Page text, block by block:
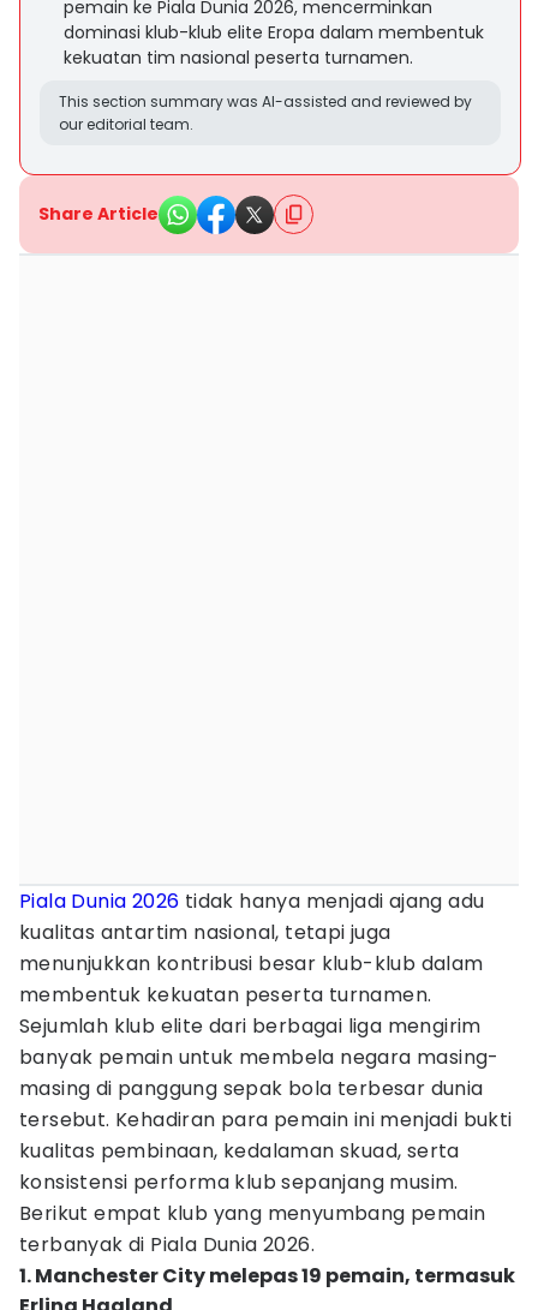
pemain ke Piala Dunia 2026, mencerminkan
dominasi klub-klub elite Eropa dalam membentuk
kekuatan tim nasional peserta turnamen.
This section summary was AI-assisted and reviewed by
our editorial team.
Share Article
Piala Dunia 2026 tidak hanya menjadi ajang adu
kualitas antartim nasional, tetapi juga
menunjukkan kontribusi besar klub-klub dalam
membentuk kekuatan peserta turnamen.
Sejumlah klub elite dari berbagai liga mengirim
banyak pemain untuk membela negara masing-
masing di panggung sepak bola terbesar dunia
tersebut. Kehadiran para pemain ini menjadi bukti
kualitas pembinaan, kedalaman skuad, serta
konsistensi performa klub sepanjang musim.
Berikut empat klub yang menyumbang pemain
terbanyak di Piala Dunia 2026.
1. Manchester City melepas 19 pemain, termasuk